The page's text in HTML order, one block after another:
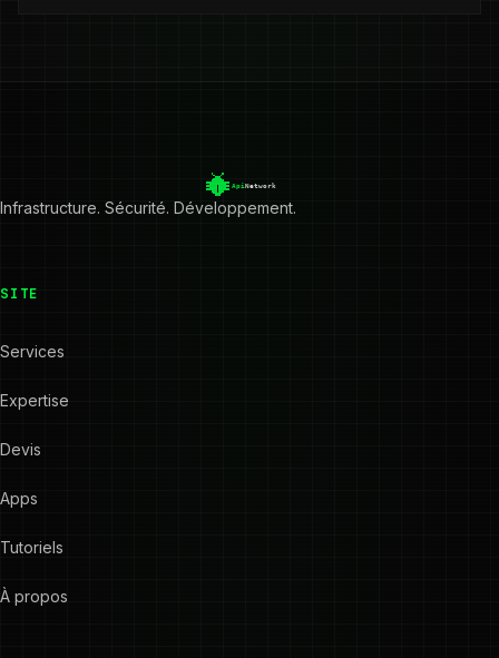
Infrastructure. Sécurité. Développement.
SITE
Services
Expertise
Devis
Apps
Tutoriels
À propos